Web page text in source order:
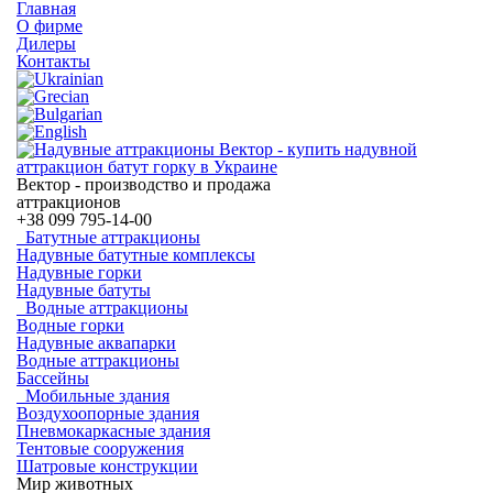
Главная
О фирме
Дилеры
Контакты
Вектор - производство и продажа
аттракционов
+38 099 795-14-00
Батутные аттракционы
Надувные батутные комплексы
Надувные горки
Надувные батуты
Водные аттракционы
Водные горки
Надувные аквапарки
Водные аттракционы
Бассейны
Мобильные здания
Воздухоопорные здания
Пневмокаркасные здания
Тентовые сооружения
Шатровые конструкции
Мир животных